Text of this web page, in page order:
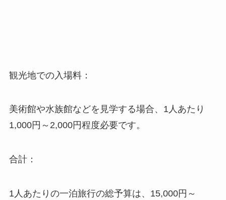
観光地での入場料：
美術館や水族館などを見学する場合、1人あたり
1,000円～2,000円程度必要です。
合計：
1人あたりの一泊旅行の総予算は、15,000円～